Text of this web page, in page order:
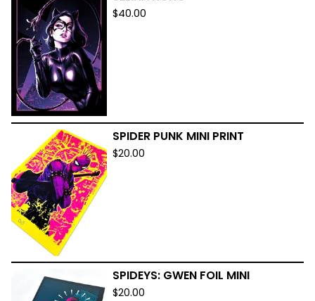
$40.00
SPIDER PUNK MINI PRINT
$20.00
SPIDEYS: GWEN FOIL MINI
$20.00